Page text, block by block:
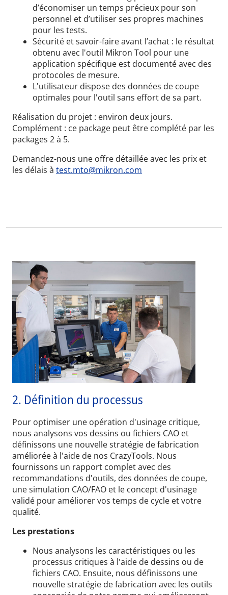
d’économiser un temps précieux pour son
personnel et d’utiliser ses propres machines
pour les tests.
Sécurité et savoir-faire avant l’achat : le résultat
obtenu avec l'outil Mikron Tool pour une
application spécifique est documenté avec des
protocoles de mesure.
L'utilisateur dispose des données de coupe
optimales pour l'outil sans effort de sa part.
Réalisation du projet : environ deux jours.
Complément : ce package peut être complété par les
packages 2 à 5.
Demandez-nous une offre détaillée avec les prix et
les délais à test.mto@mikron.com
2. Définition du processus
Pour optimiser une opération d'usinage critique,
nous analysons vos dessins ou fichiers CAO et
définissons une nouvelle stratégie de fabrication
améliorée à l'aide de nos CrazyTools. Nous
fournissons un rapport complet avec des
recommandations d'outils, des données de coupe,
une simulation CAO/FAO et le concept d'usinage
validé pour améliorer vos temps de cycle et votre
qualité.
Les prestations
Nous analysons les caractéristiques ou les
processus critiques à l'aide de dessins ou de
fichiers CAO. Ensuite, nous définissons une
nouvelle stratégie de fabrication avec les outils